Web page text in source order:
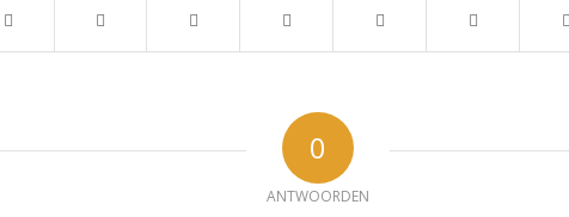
0
ANTWOORDEN